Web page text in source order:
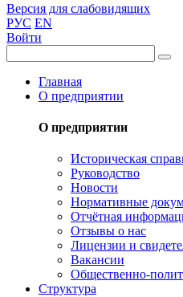
Версия для слабовидящих
РУС EN
Войти
Главная
О предприятии
О предприятии
Историческая
Руководство
Новости
Нормативные
Отчётная
Отзывы о нас
Лицензии и
Вакансии
Общественно-
Структура